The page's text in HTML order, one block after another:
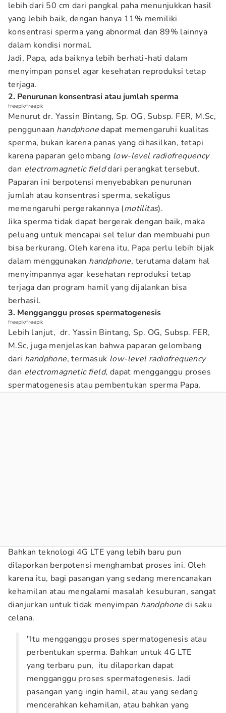
lebih dari 50 cm dari pangkal paha menunjukkan hasil
yang lebih baik, dengan hanya 11% memiliki
konsentrasi sperma yang abnormal dan 89% lainnya
dalam kondisi normal.
Jadi, Papa, ada baiknya lebih berhati-hati dalam
menyimpan ponsel agar kesehatan reproduksi tetap
terjaga.
2. Penurunan konsentrasi atau jumlah sperma
freepik/freepik
Menurut dr. Yassin Bintang, Sp. OG, Subsp. FER, M.Sc,
penggunaan handphonedapat memengaruhi kualitas
sperma, bukan karena panas yang dihasilkan, tetapi
karena paparan gelombang low-level radiofrequency
dan electromagnetic fielddari perangkat tersebut.
Paparan ini berpotensi menyebabkan penurunan
jumlah atau konsentrasi sperma, sekaligus
memengaruhi pergerakannya (motilitas).
Jika sperma tidak dapat bergerak dengan baik, maka
peluang untuk mencapai sel telur dan membuahi pun
bisa berkurang. Oleh karena itu, Papa perlu lebih bijak
dalam menggunakan handphone, terutama dalam hal
menyimpannya agar kesehatan reproduksi tetap
terjaga dan program hamil yang dijalankan bisa
berhasil.
3. Mengganggu proses spermatogenesis
freepik/freepik
Lebih lanjut, dr. Yassin Bintang, Sp. OG, Subsp. FER,
M.Sc, juga menjelaskan bahwa paparan gelombang
dari handphone, termasuk low-level radiofrequency
dan electromagnetic field, dapat mengganggu proses
spermatogenesis atau pembentukan sperma Papa.
Bahkan teknologi 4G LTE yang lebih baru pun
dilaporkan berpotensi menghambat proses ini. Oleh
karena itu, bagi pasangan yang sedang merencanakan
kehamilan atau mengalami masalah kesuburan, sangat
dianjurkan untuk tidak menyimpan handphonedi saku
celana.
"Itu mengganggu proses spermatogenesis atau
perbentukan sperma. Bahkan untuk 4G LTE
yang terbaru pun, itu dilaporkan dapat
mengganggu proses spermatogenesis. Jadi
pasangan yang ingin hamil, atau yang sedang
mencerahkan kehamilan, atau bahkan yang